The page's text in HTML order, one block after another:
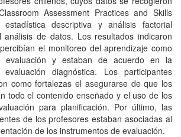
Assessment Practices and Skills
descriptiva y análisis factorial
de datos. Los resultados indicaron
el monitoreo del aprendizaje como
y estaban de acuerdo en la
diagnóstica. Los participantes
como fortalezas el asegurarse de que los
todo el contenido enseñado y el uso de los
para planificación. Por último, las
de los profesores estaban asociadas al
de los instrumentos de evaluación.